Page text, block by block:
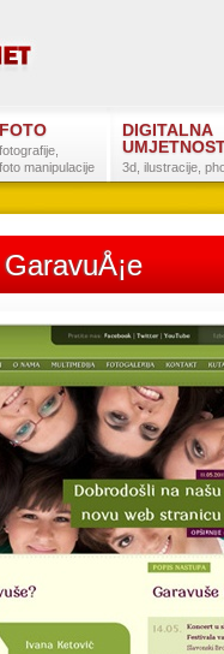
FOTO
fotografije,
foto manipulacije
DIGITALNA
3d, ilustracije,
Postanite